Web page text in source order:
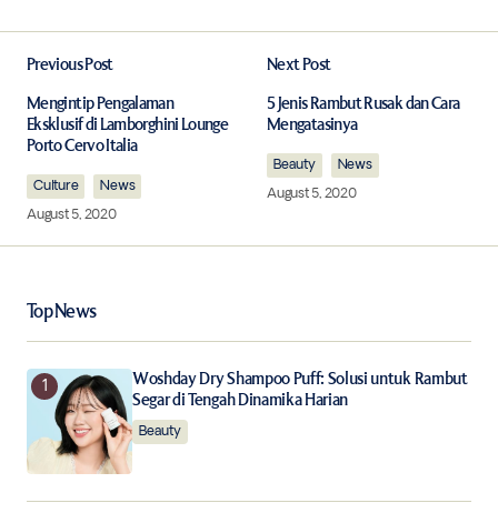
Required fields are marked*
Your Name
Your E-mail*
Save my name, email, and website in this browser for
the next time I comment.
Previous Post
Mengintip Pengalaman
Eksklusif di Lamborghini Lounge
Porto Cervo Italia
Culture
News
August 5, 2020
Next Post
5 Jenis Rambut Rusak dan Cara
Mengatasinya
Beauty
News
August 5, 2020
Top News
Woshday Dry Shampoo Puff: Solusi untuk Rambut
Segar di Tengah Dinamika Harian
Beauty